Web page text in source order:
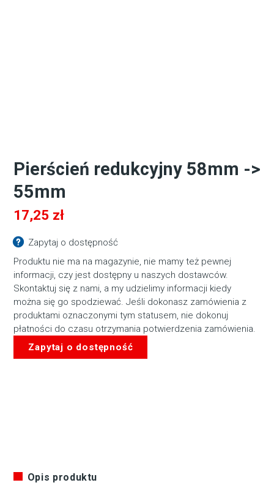
Pierścień redukcyjny 58mm ->
55mm
17,25 zł
Zapytaj o dostępność
Produktu nie ma na magazynie, nie mamy też pewnej
informacji, czy jest dostępny u naszych dostawców.
Skontaktuj się z nami, a my udzielimy informacji kiedy
można się go spodziewać. Jeśli dokonasz zamówienia z
produktami oznaczonymi tym statusem, nie dokonuj
płatności do czasu otrzymania potwierdzenia zamówienia.
Zapytaj o dostępność
Opis produktu